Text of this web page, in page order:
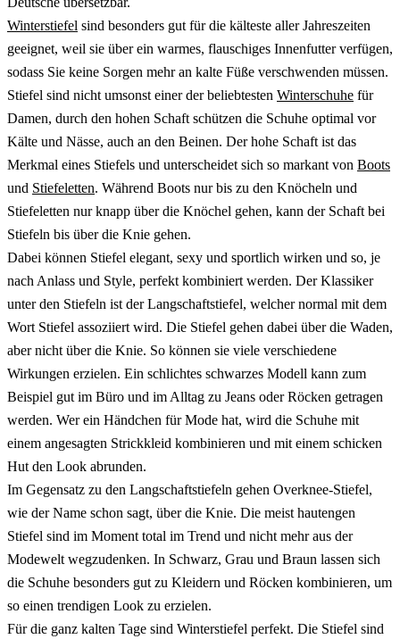
Winterstiefel sind besonders gut für die kälteste aller Jahreszeiten
geeignet, weil sie über ein warmes, flauschiges Innenfutter verfügen,
sodass Sie keine Sorgen mehr an kalte Füße verschwenden müssen.
Stiefel sind nicht umsonst einer der beliebtesten Winterschuhe für
Damen, durch den hohen Schaft schützen die Schuhe optimal vor
Kälte und Nässe, auch an den Beinen. Der hohe Schaft ist das
Merkmal eines Stiefels und unterscheidet sich so markant von Boots
und Stiefeletten. Während Boots nur bis zu den Knöcheln und
Stiefeletten nur knapp über die Knöchel gehen, kann der Schaft bei
Stiefeln bis über die Knie gehen.
Dabei können Stiefel elegant, sexy und sportlich wirken und so, je
nach Anlass und Style, perfekt kombiniert werden. Der Klassiker
unter den Stiefeln ist der Langschaftstiefel, welcher normal mit dem
Wort Stiefel assoziiert wird. Die Stiefel gehen dabei über die Waden,
aber nicht über die Knie. So können sie viele verschiedene
Wirkungen erzielen. Ein schlichtes schwarzes Modell kann zum
Beispiel gut im Büro und im Alltag zu Jeans oder Röcken getragen
werden. Wer ein Händchen für Mode hat, wird die Schuhe mit
einem angesagten Strickkleid kombinieren und mit einem schicken
Hut den Look abrunden.
Im Gegensatz zu den Langschaftstiefeln gehen Overknee-Stiefel,
wie der Name schon sagt, über die Knie. Die meist hautengen
Stiefel sind im Moment total im Trend und nicht mehr aus der
Modewelt wegzudenken. In Schwarz, Grau und Braun lassen sich
die Schuhe besonders gut zu Kleidern und Röcken kombinieren, um
so einen trendigen Look zu erzielen.
Für die ganz kalten Tage sind Winterstiefel perfekt. Die Stiefel sind